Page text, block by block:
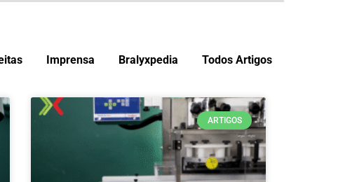
Imprensa Bralyxpedia Todos Artigos
ARTIGOS